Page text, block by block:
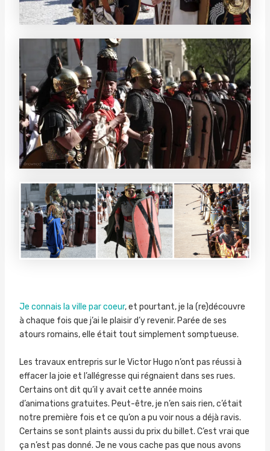
Je connais la ville par coeur, et pourtant, je la (re)découvre
à chaque fois que j’ai le plaisir d’y revenir. Parée de ses
atours romains, elle était tout simplement somptueuse.
Les travaux entrepris sur le Victor Hugo n’ont pas réussi à
effacer la joie et l’allégresse qui régnaient dans ses rues.
Certains ont dit qu’il y avait cette année moins
d’animations gratuites. Peut-être, je n’en sais rien, c’était
notre première fois et ce qu’on a pu voir nous a déjà ravis.
Certains se sont plaints aussi du prix du billet. C’est vrai que
ça n’est pas donné. Je ne vous cache pas que nous avons